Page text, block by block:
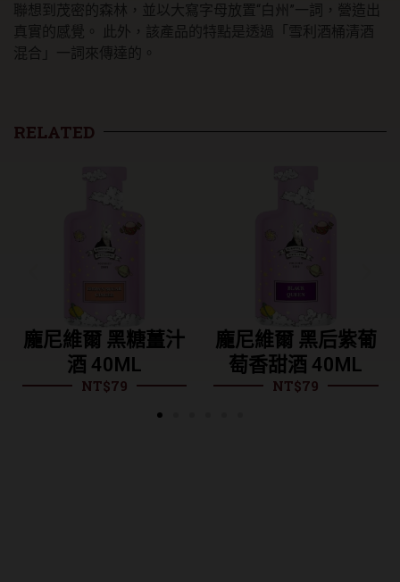
聯想到茂密的森林，並以大寫字母放置“白州”一詞，營造出
真實的感覺。 此外，該產品的特點是透過「雪利酒桶清酒
混合」一詞來傳達的。
RELATED
龐尼維爾 黑糖薑汁
酒 40ML
NT$79
龐尼維爾 黑后紫葡
萄香甜酒 40ML
NT$79